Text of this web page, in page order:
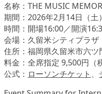
名称：THE MUSIC
期間：2026年2月14日（土
時間：開場16:00／開演
会場：久留米シティプラザ
住所：福岡県久留米市六ツ
料金：全席指定 9,500円（
公式： ローソンチケット 、